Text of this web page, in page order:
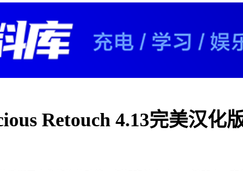
Retouch 4.13完美汉化